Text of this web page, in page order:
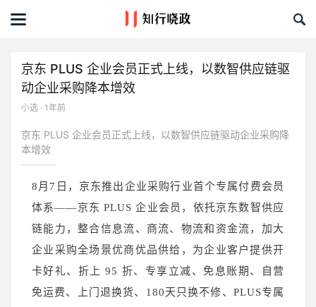
首页
课程&活动
资料库
礼品创意库
关于我们
京东 PLUS 企业会员正式上线，以数智供应链驱
动企业采购降本增效
小选 · 1年前
京东 PLUS 企业会员正式上线，以数智供应链驱动企业采购降
本增效
8月7日，京东推出企业采购行业首个专属付费会员
体系——京东 PLUS 企业会员，依托京东数智供应
链能力，整合信息流、商流、物流和资金流，加大
企业采购全场景优商优品供给，为企业客户提供开
卡好礼、折上 95 折、专享立减、免息账期、自营
免运费、上门退换货、180天只换不修、PLUS专属